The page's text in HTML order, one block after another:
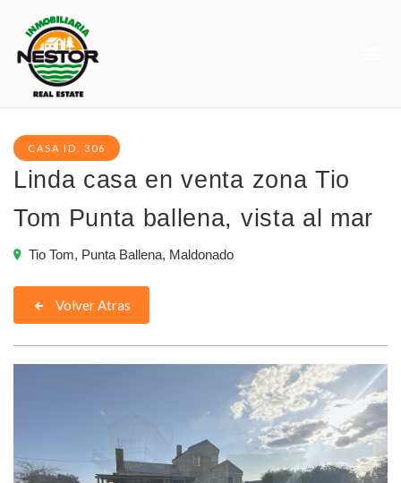
CASA ID. 306
Linda casa en venta zona Tio
Tom Punta ballena, vista al mar
Tio Tom, Punta Ballena, Maldonado
Volver Atras